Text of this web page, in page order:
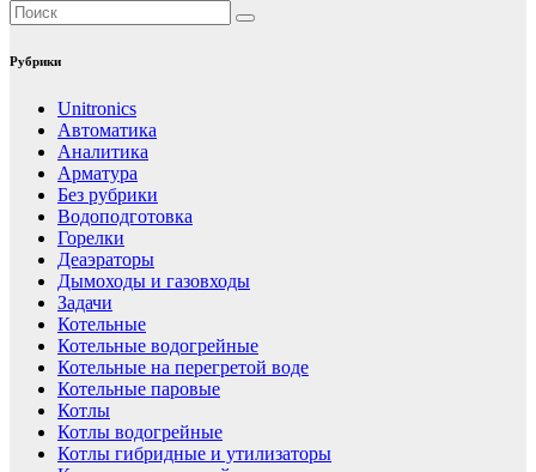
Рубрики
Unitronics
Автоматика
Аналитика
Арматура
Без рубрики
Водоподготовка
Горелки
Деаэраторы
Дымоходы и газовходы
Задачи
Котельные
Котельные водогрейные
Котельные на перегретой воде
Котельные паровые
Котлы
Котлы водогрейные
Котлы гибридные и утилизаторы